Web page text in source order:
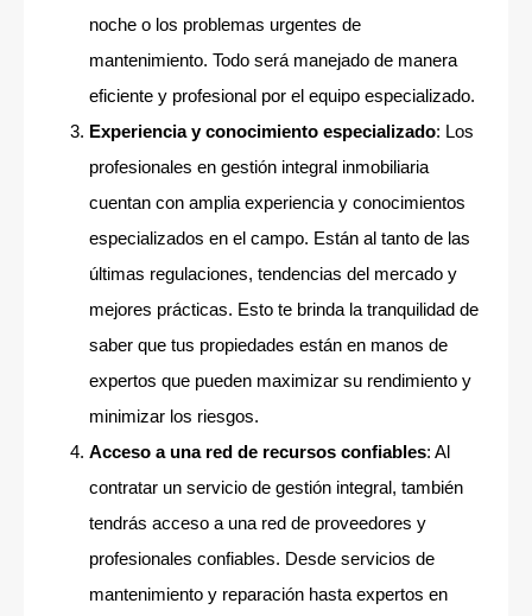
noche o los problemas urgentes de
mantenimiento. Todo será manejado de manera
eficiente y profesional por el equipo especializado.
Experiencia y conocimiento especializado: Los
profesionales en gestión integral inmobiliaria
cuentan con amplia experiencia y conocimientos
especializados en el campo. Están al tanto de las
últimas regulaciones, tendencias del mercado y
mejores prácticas. Esto te brinda la tranquilidad de
saber que tus propiedades están en manos de
expertos que pueden maximizar su rendimiento y
minimizar los riesgos.
Acceso a una red de recursos confiables: Al
contratar un servicio de gestión integral, también
tendrás acceso a una red de proveedores y
profesionales confiables. Desde servicios de
mantenimiento y reparación hasta expertos en